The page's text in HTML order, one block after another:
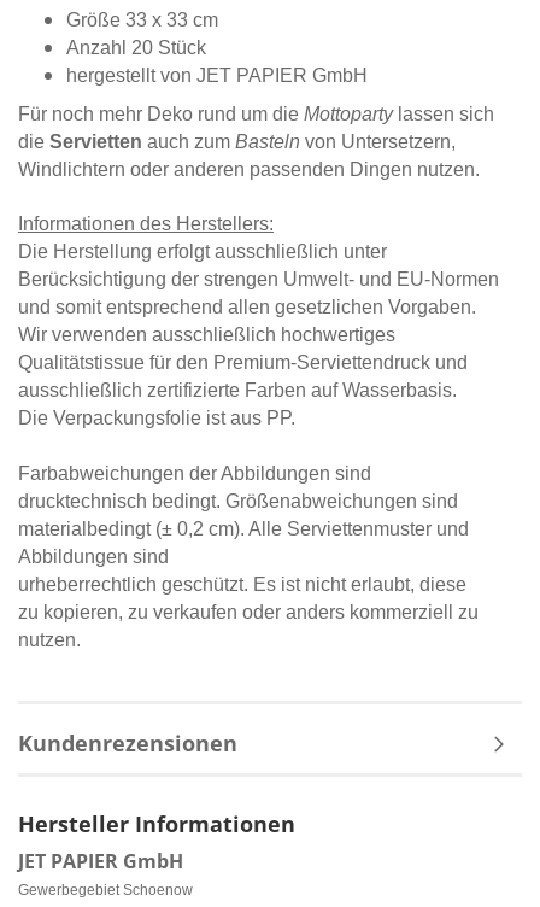
Größe 33 x 33 cm
Anzahl 20 Stück
hergestellt von JET PAPIER GmbH
Für noch mehr Deko rund um die Mottopartylassen sich
die Servietten auch zum Basteln von Untersetzern,
Windlichtern oder anderen passenden Dingen nutzen.
Informationen des Herstellers:
Die Herstellung erfolgt ausschließlich unter
Berücksichtigung der strengen Umwelt- und EU-Normen
und somit entsprechend allen gesetzlichen Vorgaben.
Wir verwenden ausschließlich hochwertiges
Qualitätstissue für den Premium-Serviettendruck und
ausschließlich zertifizierte Farben auf Wasserbasis.
Die Verpackungsfolie ist aus PP.
Farbabweichungen der Abbildungen sind
drucktechnisch bedingt. Größenabweichungen sind
materialbedingt (± 0,2 cm). Alle Serviettenmuster und
Abbildungen sind
urheberrechtlich geschützt. Es ist nicht erlaubt, diese
zu kopieren, zu verkaufen oder anders kommerziell zu
nutzen.
Kundenrezensionen
Hersteller Informationen
JET PAPIER GmbH
Gewerbegebiet Schoenow